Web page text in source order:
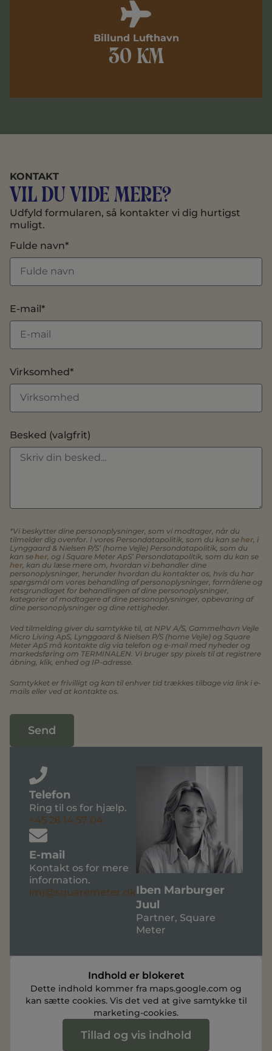
Billund Lufthavn
30 km
KONTAKT
Vil du vide mere?
Udfyld formularen, så kontakter vi dig hurtigst
muligt.
Fulde navn*
E-mail*
Virksomhed*
Besked (valgfrit)
*Vi beskytter dine personoplysninger, som vi modtager, når du
tilmelder dig ovenfor. I vores Persondatapolitik, som du kan seher , i
Lynggaard & Nielsen P/S’ (home Vejle) Persondatapolitik, som du
kan seher , og i Square Meter ApS’ Persondatapolitik, som du kan se
her , kan du læse mere om, hvordan vi behandler dine
personoplysninger, herunder hvordan du kontakter os, hvis du har
spørgsmål om vores behandling af personoplysninger, formålene og
retsgrundlaget for behandlingen af dine personoplysninger,
kategorier af modtagere af dine personoplysninger, opbevaring af
dine personoplysninger og dine rettigheder.
Ved tilmelding giver du samtykke til, at NPV A/S, Gammelhavn Vejle
Micro Living ApS, Lynggaard & Nielsen P/S (home Vejle) og Square
Meter ApS må kontakte dig via telefon og e-mail med nyheder og
markedsføring om TERMINALEN. Vi bruger spy pixels til at registrere
åbning, klik, enhed og IP-adresse.
Samtykket er frivilligt og kan til enhver tid trækkes tilbage via link i e-
mails eller ved at kontakte os.
Send
Telefon
Ring til os for hjælp.
+45 26 14 57 04
E-mail
Kontakt os for mere
information.
imj@squaremeter.dkIben Marburger
Juul
Partner, Square
Meter
Indhold er blokeret
Dette indhold kommer fra maps.google.com og
kan sætte cookies. Vis det ved at give samtykke til
marketing-cookies.
Tillad og vis indhold